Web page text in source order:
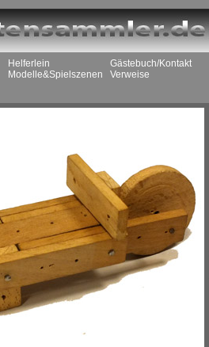
Helferlein
Modelle&Spielszenen
Gästebuch/Kontakt
Verweise